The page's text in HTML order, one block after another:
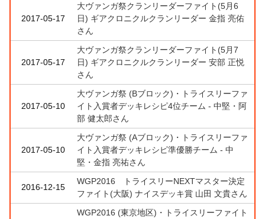
2017-05-17
大ヴァンガ祭クランリーダーファイト(5月6
日) ギアクロニクルクランリーダー 金指 亮佑
さん
2017-05-17
大ヴァンガ祭クランリーダーファイト(5月7
日) ギアクロニクルクランリーダー 安部 正悦
さん
2017-05-10
大ヴァンガ祭 (Bブロック)・トライスリーファ
イト入賞者デッキレシピ4位チーム - 中堅・阿
部 健太郎さん
2017-05-10
大ヴァンガ祭 (Aブロック)・トライスリーファ
イト入賞者デッキレシピ準優勝チーム - 中
堅・金指 亮祐さん
2016-12-15
WGP2016 トライスリーNEXTマスター決定
ファイト(大阪) ナイスデッキ賞 山田 文貴さん
WGP2016 (東京地区)・トライスリーファイト